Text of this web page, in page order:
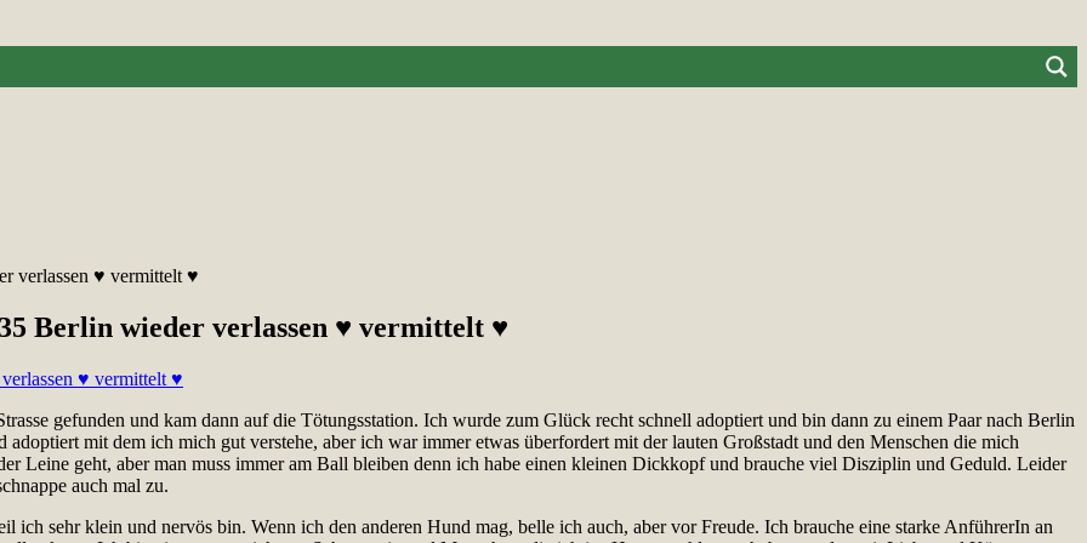
verlassen ♥ vermittelt ♥
Berlin wieder verlassen ♥ vermittelt ♥
gefunden und kam dann auf die Tötungsstation. Ich wurde zum Glück recht schnell adoptiert und bin dann zu einem Paar nach Berlin
mit dem ich mich gut verstehe, aber ich war immer etwas überfordert mit der lauten Großstadt und den Menschen die mich
Leine geht, aber man muss immer am Ball bleiben denn ich habe einen kleinen Dickkopf und brauche viel Disziplin und Geduld. Leider
auch mal zu.
ich sehr klein und nervös bin. Wenn ich den anderen Hund mag, belle ich auch, aber vor Freude. Ich brauche eine starke AnführerIn an